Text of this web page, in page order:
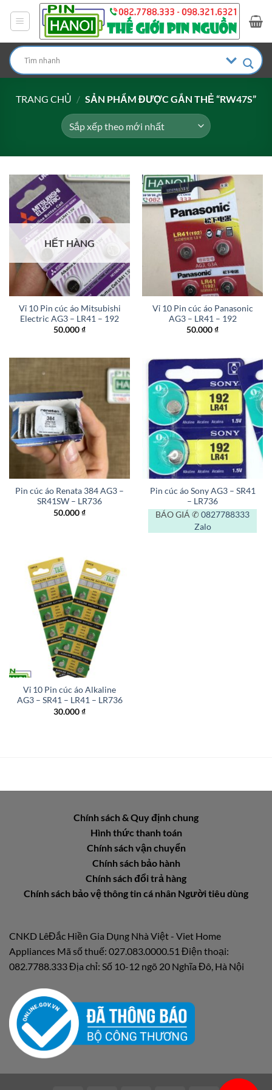
dung
TRANG CHỦ / SẢN PHẨM ĐƯỢC GẮN THẺ “RW47S”
HẾT HÀNG
Vỉ 10 Pin cúc áo Mitsubishi
Electric AG3 – LR41 – 192
50.000₫
Vỉ 10 Pin cúc áo Panasonic
AG3 – LR41 – 192
50.000₫
Pin cúc áo Renata 384 AG3 –
SR41SW – LR736
50.000₫
Pin cúc áo Sony AG3 – SR41
– LR736
BÁO GIÁ ✆ 0827788333
Zalo
Vỉ 10 Pin cúc áo Alkaline
AG3 – SR41 – LR41 – LR736
30.000₫
Chính sách & Quy định chung
Hình thức thanh toán
Chính sách vận chuyển
Chính sách bảo hành
Chính sách đổi trả hàng
Chính sách bảo vệ thông tin cá nhân Người tiêu dùng
CNKD LêĐắc Hiền Gia Dụng Nhà Việt - Viet Home
Appliances Mã số thuế: 027.083.0000.51 Điện thoại:
082.7788.333 Địa chỉ: Số 10-12 ngõ 20 Nghĩa Đô, Hà Nội